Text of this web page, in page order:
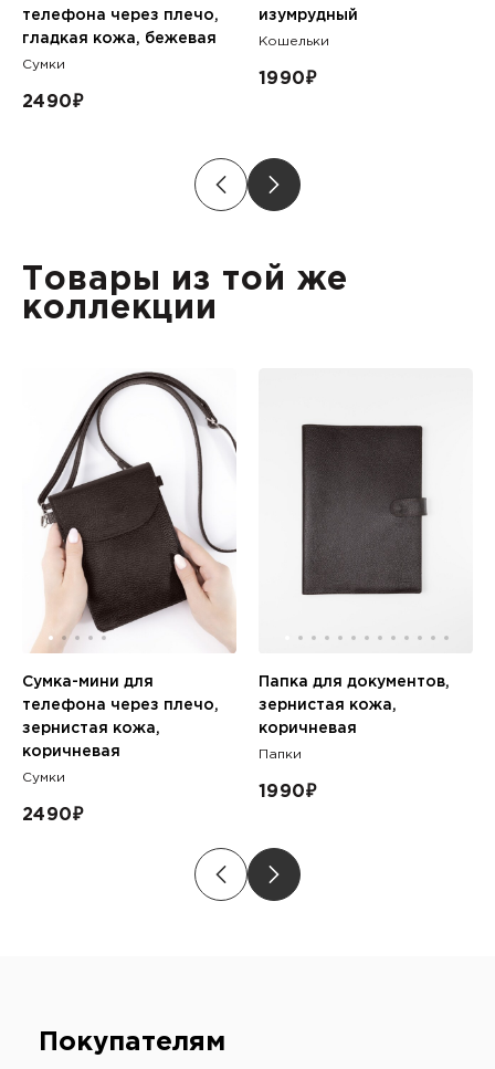
телефона через плечо,
гладкая кожа, бежевая
Сумки
2490₽
изумрудный
Кошельки
1990₽
Товары из той же
коллекции
Сумка-мини для
телефона через плечо,
зернистая кожа,
коричневая
Сумки
2490₽
Папка для документов,
зернистая кожа,
коричневая
Папки
1990₽
Покупателям